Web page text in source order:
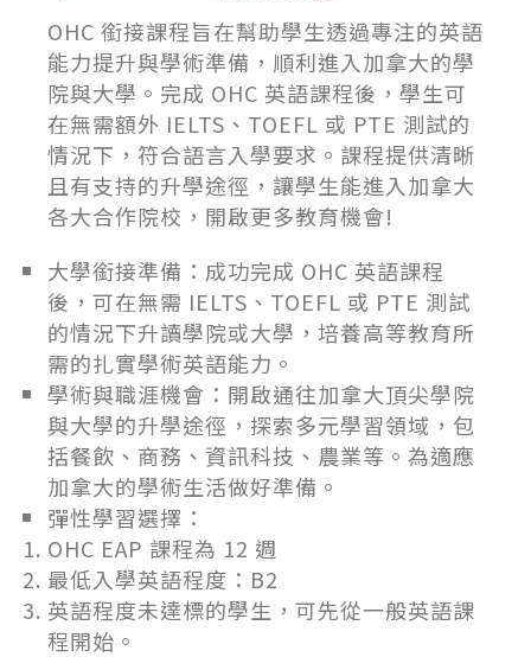
OHC 銜接課程旨在幫助學生透過專注的英語
能力提升與學術準備，順利進入加拿大的學
院與大學。完成 OHC 英語課程後，學生可
在無需額外 IELTS、TOEFL 或 PTE 測試的
情況下，符合語言入學要求。課程提供清晰
且有支持的升學途徑，讓學生能進入加拿大
各大合作院校，開啟更多教育機會!
大學銜接準備：成功完成 OHC 英語課程
後，可在無需 IELTS、TOEFL 或 PTE 測試
的情況下升讀學院或大學，培養高等教育所
需的扎實學術英語能力。
學術與職涯機會：開啟通往加拿大頂尖學院
與大學的升學途徑，探索多元學習領域，包
括餐飲、商務、資訊科技、農業等。為適應
加拿大的學術生活做好準備。
彈性學習選擇：
OHC EAP 課程為 12 週
最低入學英語程度：B2
英語程度未達標的學生，可先從一般英語課
程開始。